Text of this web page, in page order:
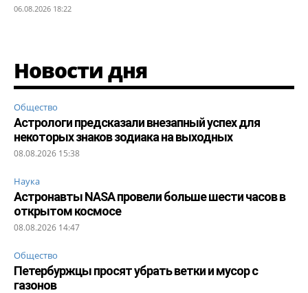
06.08.2026 18:22
Новости дня
Общество
Астрологи предсказали внезапный успех для
некоторых знаков зодиака на выходных
08.08.2026 15:38
Наука
Астронавты NASA провели больше шести часов в
открытом космосе
08.08.2026 14:47
Общество
Петербуржцы просят убрать ветки и мусор с
газонов